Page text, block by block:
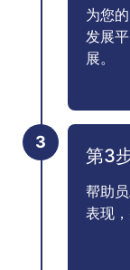
为您
发展
展。
第3
帮助
表现